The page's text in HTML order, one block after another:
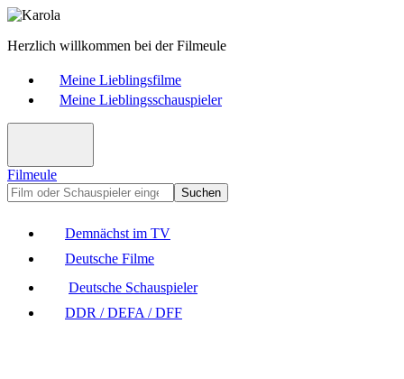
Herzlich willkommen bei der Filmeule
Meine Lieblingsfilme
Meine Lieblingsschauspieler
Filmeule
Suchen
Demnächst im TV
Deutsche Filme
Deutsche Schauspieler
DDR / DEFA / DFF